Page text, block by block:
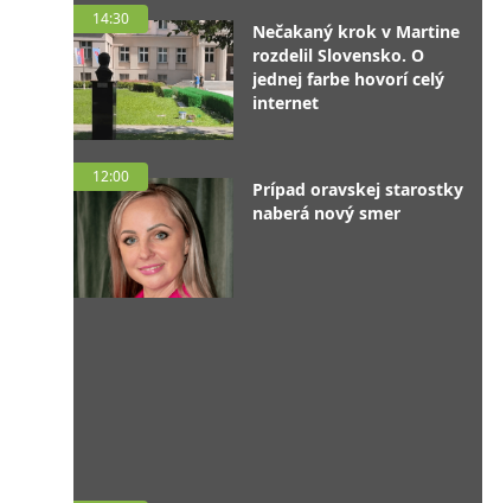
14:30
Nečakaný krok v Martine
rozdelil Slovensko. O
jednej farbe hovorí celý
internet
12:00
Prípad oravskej starostky
naberá nový smer